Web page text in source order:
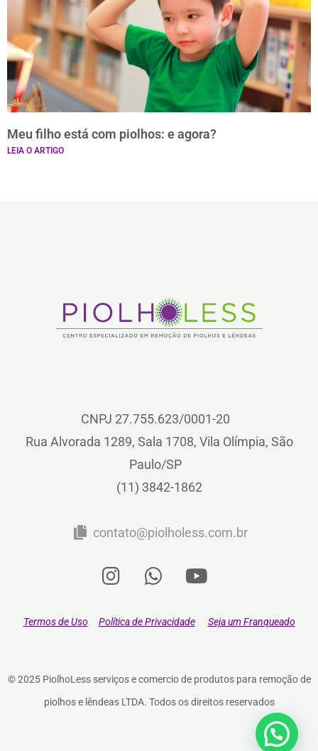
Meu filho está com piolhos: e agora?
LEIA O ARTIGO
CNPJ 27.755.623/0001-20
Rua Alvorada 1289, Sala 1708, Vila Olímpia, São
Paulo/SP
(11) 3842-1862
contato@piolholess.com.br
Termos de Uso Política de Privacidade Seja um Franqueado
© 2025 PiolhoLess serviços e comercio de produtos para remoção de
piolhos e lêndeas LTDA. Todos os direitos reservados